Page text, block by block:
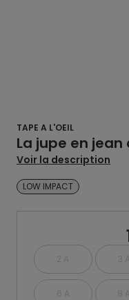
TAPE A L'OEIL
La jupe en jean
Voir la description
LOW IMPACT
2 A 3 A
6 A 8 A